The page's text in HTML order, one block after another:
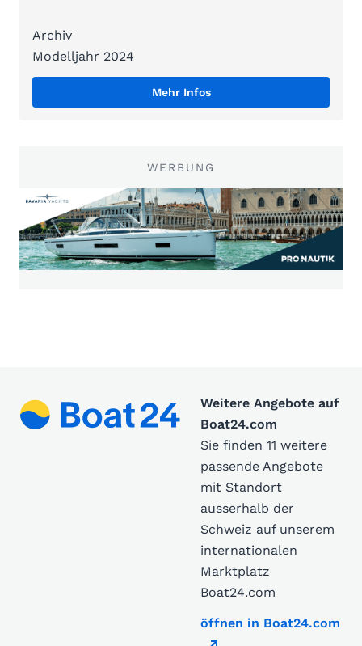
Archiv
Modelljahr 2024
Mehr Infos
WERBUNG
Weitere Angebote auf
Boat24.com
Sie finden 11 weitere
passende Angebote
mit Standort
ausserhalb der
Schweiz auf unserem
internationalen
Marktplatz
Boat24.com
öffnen in Boat24.com